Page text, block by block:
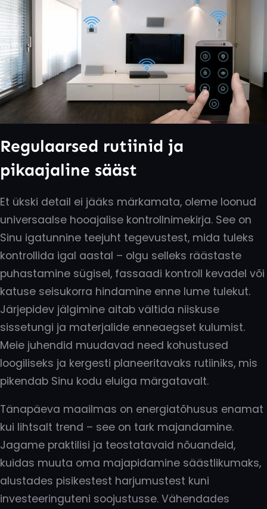
Regulaarsed rutiinid ja
pikaajaline sääst
Et ükski detail ei jääks märkamata, oleme loonud
universaalse hooajalise kontrollnimekirja. See on
Sinu igatunnine teejuht tegevustest, mida tuleks
kontrollida igal aastal – olgu selleks räästaste
puhastamine sügisel, fassaadi kontroll kevadel või
katuse seisukorra hindamine enne lume tulekut.
Järjepidev jälgimine aitab vältida niiskuse
sissetungi ja materjalide enneaegset kulumist.
Meie juhendid muudavad need kohustused
loogiliseks ja kergesti planeeritavaks rutiiniks, mis
pikendab Sinu kodu eluiga märgatavalt.
Tänapäeva maailmas on energiatõhusus enamat
kui lihtsalt trend – see on tark majandamine.
Jagame praktilisi ja teostatavaid nõuandeid,
kuidas muuta oma majapidamine säästlikumaks,
alustades pisikestest harjumustest kuni
investeeringuteni soojustusse. Vähendades